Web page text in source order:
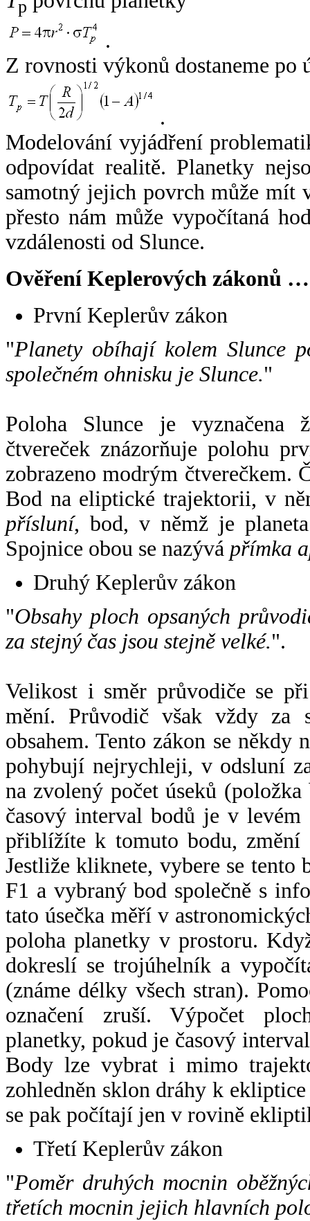
p
.
Z rovnosti výkonů dostaneme po
.
Modelování vyjádření
odpovídat realitě. Planetky
samotný jejich povrch může mít
přesto nám může vypočítaná
vzdálenosti od Slunce.
Ověření Keplerových zákonů …
První Keplerův zákon
"Planety obíhají kolem Slunce
společném ohnisku je Slunce."
Poloha Slunce je vyznačena
čtvereček znázorňuje polohu
zobrazeno modrým čtverečkem.
Bod na eliptické trajektorii, v
přísluní, bod, v němž je
Spojnice obou se nazývá přímka
Druhý Keplerův zákon
"Obsahy ploch opsaných
za stejný čas jsou stejně velké.".
Velikost i směr průvodiče se
mění. Průvodič však vždy za
obsahem. Tento zákon se někdy
pohybují nejrychleji, v odsluní
na zvolený počet úseků
časový interval bodů je v
přiblížíte k tomuto bodu,
Jestliže kliknete, vybere se tento
F1 a vybraný bod společně s
tato úsečka měří v
poloha planetky v prostoru.
dokreslí se trojúhelník a
(známe délky všech stran).
označení zruší. Výpočet
planetky, pokud je časový
Body lze vybrat i mimo
zohledněn sklon dráhy k
se pak počítají jen v rovině
Třetí Keplerův zákon
"Poměr druhých mocnin
třetích mocnin jejich hlavních